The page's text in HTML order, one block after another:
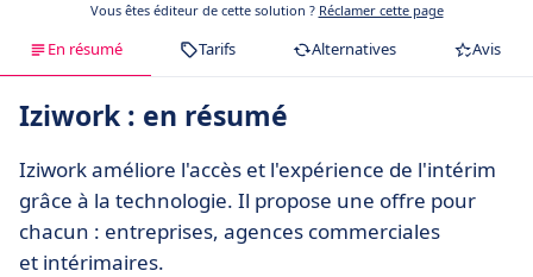
Vous êtes éditeur de cette solution ? Réclamer cette page
En résumé Tarifs Alternatives Avis
Iziwork : en résumé
Iziwork améliore l'accès et l'expérience de l'intérim
grâce à la technologie. Il propose une offre pour
chacun : entreprises, agences commerciales
et intérimaires.